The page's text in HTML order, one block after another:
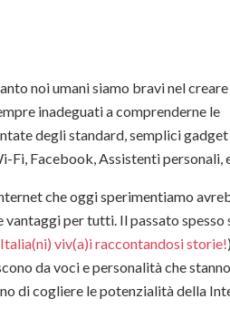
noi umani siamo bravi nel
inadeguati a comprenderne le
degli standard, semplici gadget
Facebook, Assistenti personali,
che oggi sperimentiamo
per tutti. Il passato spesso
Italia(ni) viv(a)i raccontandosi storie!),
da voci e personalità che stanno
di cogliere le potenzialità della